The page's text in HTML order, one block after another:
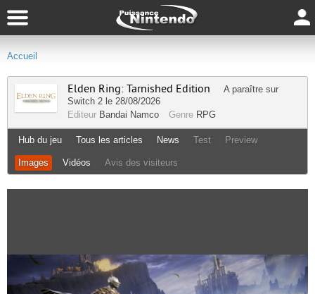
Accueil
Elden Ring: Tarnished Edition
A paraître sur
Switch 2 le 28/08/2026
Editeur Bandai Namco Genre RPG
Hub du jeu Tous les articles News Test Preview
Images Vidéos Avis des visiteurs